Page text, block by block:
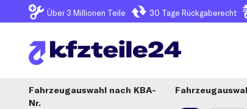
Über 3 Millionen Teile 30 Tage Rückgaberecht
Fahrzeugauswahl
KBA-
Nr.